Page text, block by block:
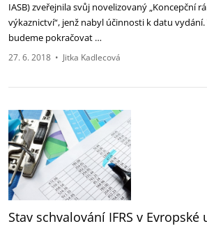
IASB) zveřejnila svůj novelizovaný „Koncepční
výkaznictví“, jenž nabyl účinnosti k datu
budeme pokračovat …
27. 6. 2018 • Jitka Kadlecová
Stav schvalování IFRS v Evropské